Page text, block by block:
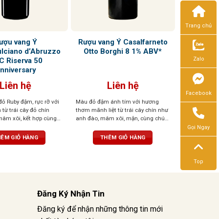
vang Ý
d’Abruzzo
Riserva 50
Liên hệ
Ruby đậm, rực rỡ với
từ trái cây đỏ chín
xôi, kết hợp cùng
Vị rượu tròn trịa, cân
trúc tanin mềm mại,
GIỎ HÀNG
Rượu vang Ý Casalfarneto
Otto Borghi 8 1% ABV*
Liên hệ
Màu đỏ đậm ánh tím với hương
thơm mãnh liệt từ trái cây chín như
anh đào, mâm xôi, mận, cùng chút
cân bằng, tannin mềm, dư vị dễ chịu
THÊM GIỎ HÀNG
Đăng Ký Nhận Tin
Đăng ký để nhận những thông tin mới
Trang chủ
Zalo
Facebook
Gọi Ngay
Top